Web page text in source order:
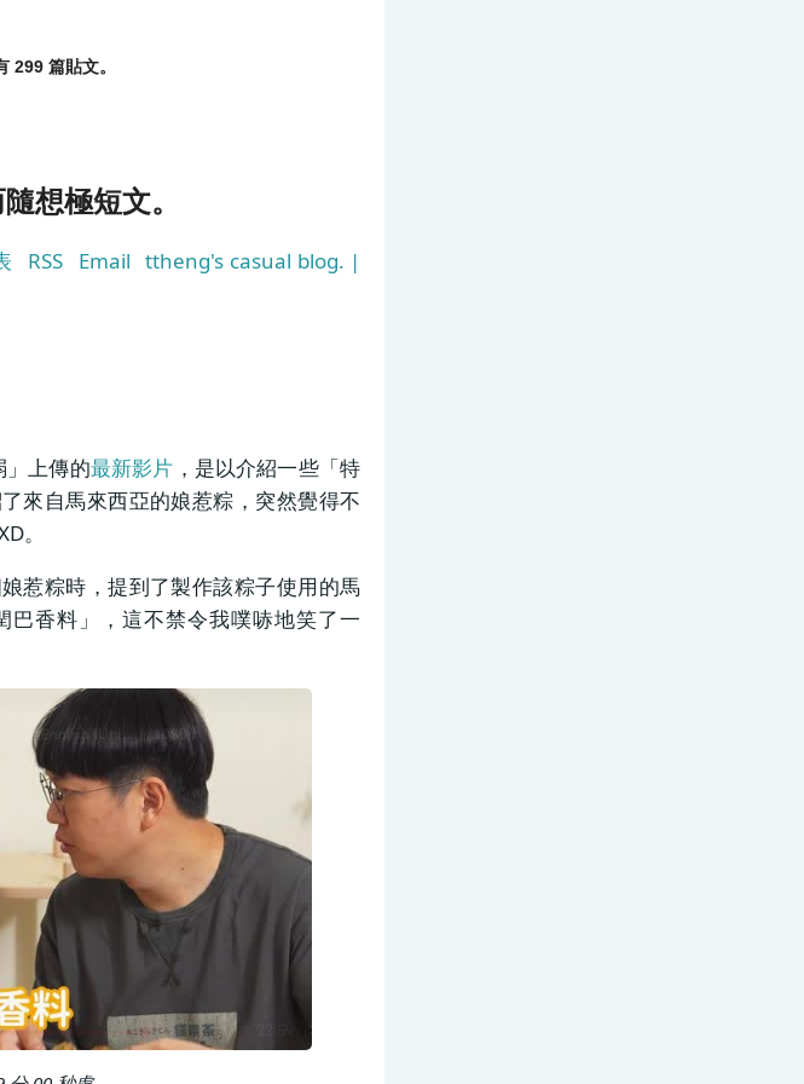
篇貼文。
想極短文。
RSS Email ttheng's casual blog. |
」上傳的最新影片 ，是以介紹一些「特
來自馬來西亞的娘惹粽，突然覺得不
。
惹粽時，提到了製作該粽子使用的馬
巴香料」，這不禁令我噗哧地笑了一